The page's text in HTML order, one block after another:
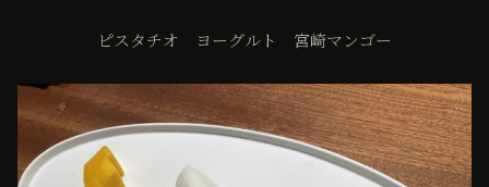
ピスタチオ ヨーグルト 宮崎マンゴー